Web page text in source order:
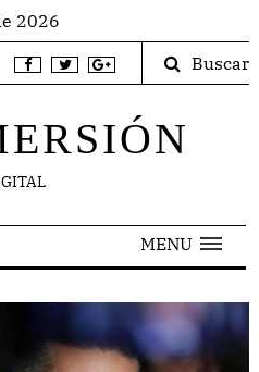
2026
Buscar
MENU